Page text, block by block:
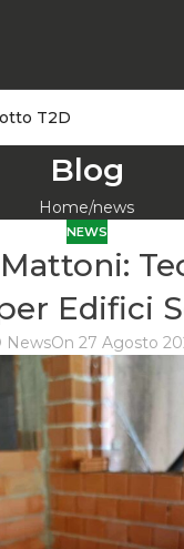
Blog
Home news
NEWS
Edifici
NewsOn 27 Agosto